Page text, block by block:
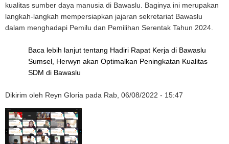
kualitas sumber daya manusia di Bawaslu. Baginya ini merupakan
langkah-langkah mempersiapkan jajaran sekretariat Bawaslu
dalam menghadapi Pemilu dan Pemilihan Serentak Tahun 2024.
Baca lebih lanjut tentang Hadiri Rapat Kerja di Bawaslu
Sumsel, Herwyn akan Optimalkan Peningkatan Kualitas
SDM di Bawaslu
Dikirim oleh Reyn Gloria pada Rab, 06/08/2022 - 15:47